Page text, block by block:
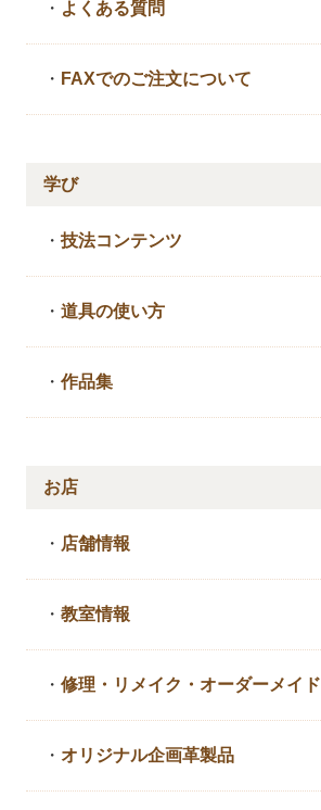
・ よくある質問
・ FAXでのご注文について
学び
・技法コンテンツ
・道具の使い方
・作品集
お店
・ 店舗情報
・教室情報
・修理・リメイク・ オーダーメイド
・ オリジナル企画革製品